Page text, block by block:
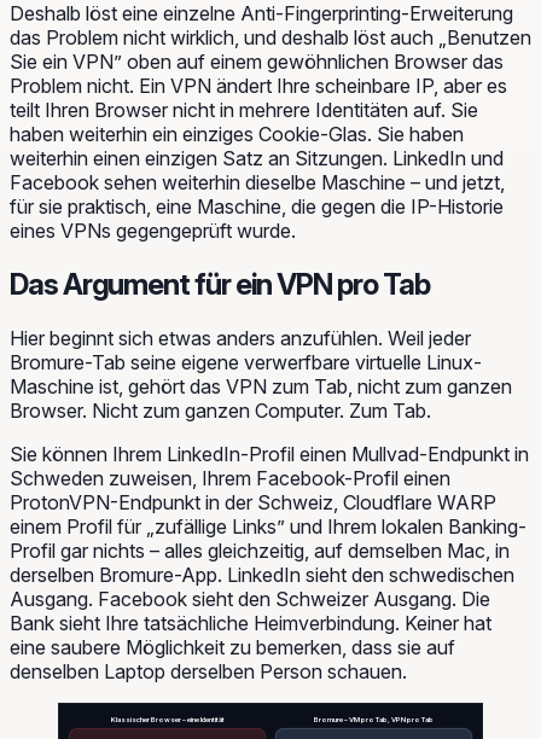
Deshalb löst eine einzelne Anti-Fingerprinting-Erweiterung
das Problem nicht wirklich, und deshalb löst auch „Benutzen
Sie ein VPN” oben auf einem gewöhnlichen Browser das
Problem nicht. Ein VPN ändert Ihre scheinbare IP, aber es
teilt Ihren Browser nicht in mehrere Identitäten auf. Sie
haben weiterhin ein einziges Cookie-Glas. Sie haben
weiterhin einen einzigen Satz an Sitzungen. LinkedIn und
Facebook sehen weiterhin dieselbe Maschine – und jetzt,
für sie praktisch, eine Maschine, die gegen die IP-Historie
eines VPNs gegengeprüft wurde.
Das Argument für ein VPN pro Tab
Hier beginnt sich etwas anders anzufühlen. Weil jeder
Bromure-Tab seine eigene verwerfbare virtuelle Linux-
Maschine ist, gehört das VPN zum Tab, nicht zum ganzen
Browser. Nicht zum ganzen Computer. Zum Tab.
Sie können Ihrem LinkedIn-Profil einen Mullvad-Endpunkt in
Schweden zuweisen, Ihrem Facebook-Profil einen
ProtonVPN-Endpunkt in der Schweiz, Cloudflare WARP
einem Profil für „zufällige Links” und Ihrem lokalen Banking-
Profil gar nichts – alles gleichzeitig, auf demselben Mac, in
derselben Bromure-App. LinkedIn sieht den schwedischen
Ausgang. Facebook sieht den Schweizer Ausgang. Die
Bank sieht Ihre tatsächliche Heimverbindung. Keiner hat
eine saubere Möglichkeit zu bemerken, dass sie auf
denselben Laptop derselben Person schauen.
Klassischer Browser – eine Identität Bromure – VM pro Tab, VPN pro Tab